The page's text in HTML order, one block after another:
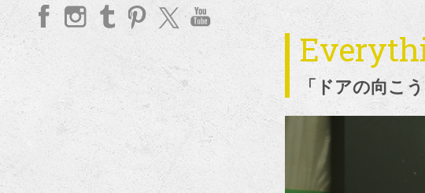
「ドアの向こ
faceb
rest
twitte
ube